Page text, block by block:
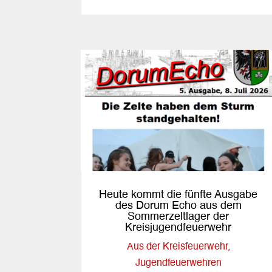
Heute kommt die fünfte Ausgabe
des Dorum Echo aus dem
Sommerzeltlager der
Kreisjugendfeuerwehr
Aus der Kreisfeuerwehr,
Jugendfeuerwehren